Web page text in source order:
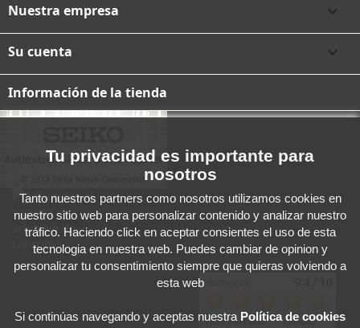
Nuestra empresa 
Su cuenta 
Información de la tienda
Tu privacidad es importante para
nosotros
Tanto nuestros partners como nosotros utilizamos cookies en
nuestro sitio web para personalizar contenido y analizar nuestro
tráfico. Haciendo click en aceptar consientes el uso de esta
tecnologia en nuestra web. Puedes cambiar de opinion y
personalizar tu consentimiento siempre que quieras volviendo a
esta web
Si continúas navegando y aceptas nuestra Política de cookies